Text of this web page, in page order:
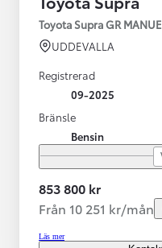
Toyota Supra GR
UDDEVALLA
Registrerad
09-2025
Bränsle
Bensin
853 800 kr
Från 10 251 kr/mån
Läs mer